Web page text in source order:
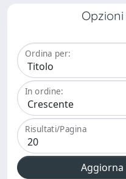
Opzioni
Ordina per:
In ordine:
Risultati/Pagina